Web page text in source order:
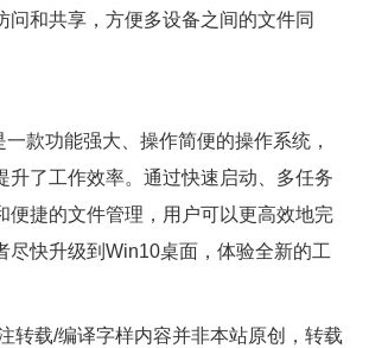
问和共享，方便多设备之间的文件同
款功能强大、操作简便的操作系统，
升了工作效率。通过快速启动、多任务
便捷的文件管理，用户可以更高效地完
尽快升级到Win10桌面，体验全新的工
转载/编译字样内容并非本站原创，转载